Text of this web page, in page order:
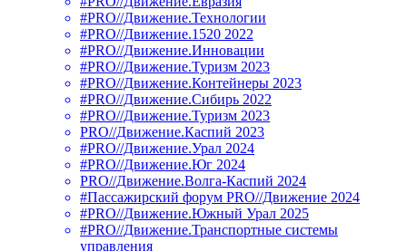
#PRO//Движение.Технологии
#PRO//Движение.1520 2022
#PRO//Движение.Инновации
#PRO//Движение.Туризм 2023
#PRO//Движение.Контейнеры 2023
#PRO//Движение.Сибирь 2022
#PRO//Движение.Туризм 2023
PRO//Движение.Каспий 2023
#PRO//Движение.Урал 2024
#PRO//Движение.Юг 2024
PRO//Движение.Волга-Каспий 2024
#Пассажирский форум PRO//Движение 2024
#PRO//Движение.Южный Урал 2025
#PRO//Движение.Транспортные системы
управления